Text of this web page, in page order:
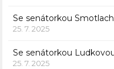
Se senátorkou
25. 7. 2025
Se senátorkou
25. 7. 2025